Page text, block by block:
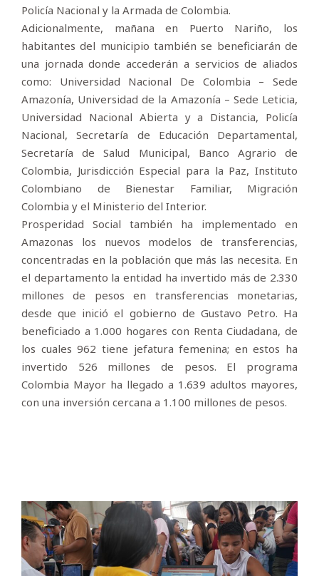
Policía Nacional y la Armada de Colombia.
Adicionalmente, mañana en Puerto Nariño, los
habitantes del municipio también se beneficiarán de
una jornada donde accederán a servicios de aliados
como: Universidad Nacional De Colombia – Sede
Amazonía, Universidad de la Amazonía – Sede Leticia,
Universidad Nacional Abierta y a Distancia, Policía
Nacional, Secretaría de Educación Departamental,
Secretaría de Salud Municipal, Banco Agrario de
Colombia, Jurisdicción Especial para la Paz, Instituto
Colombiano de Bienestar Familiar, Migración
Colombia y el Ministerio del Interior.
Prosperidad Social también ha implementado en
Amazonas los nuevos modelos de transferencias,
concentradas en la población que más las necesita. En
el departamento la entidad ha invertido más de 2.330
millones de pesos en transferencias monetarias,
desde que inició el gobierno de Gustavo Petro. Ha
beneficiado a 1.000 hogares con Renta Ciudadana, de
los cuales 962 tiene jefatura femenina; en estos ha
invertido 526 millones de pesos. El programa
Colombia Mayor ha llegado a 1.639 adultos mayores,
con una inversión cercana a 1.100 millones de pesos.